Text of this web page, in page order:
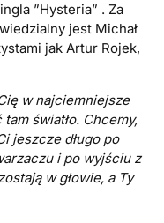
”Hysteria” . Za
jest Michał
jak Artur Rojek,
w najciemniejsze
światło. Chcemy,
jeszcze długo po
i po wyjściu z
w głowie, a Ty